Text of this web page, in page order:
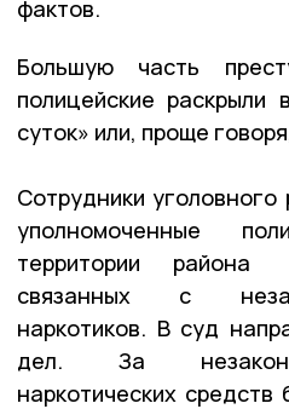
фактов.
Большую часть
полицейские раскрыли
суток» или, проще
Сотрудники уголовного
уполномоченные
территории района
связанных с
наркотиков. В суд
дел. За
наркотических средств